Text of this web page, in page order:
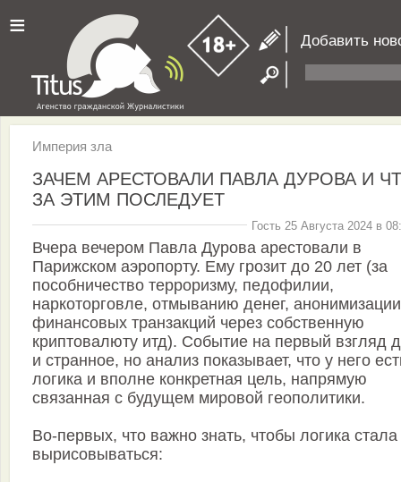
≡ Добавить
Империя зла
ЗАЧЕМ АРЕСТОВАЛИ ПАВЛА ДУРОВА И
ЗА ЭТИМ ПОСЛЕДУЕТ
Гость 25 Августа 2024 в
Вчера вечером Павла Дурова арестовали в
Парижском аэропорту. Ему грозит до 20 лет (за
пособничество терроризму, педофилии,
наркоторговле, отмыванию денег, анонимизации
финансовых транзакций через собственную
криптовалюту итд). Событие на первый взгляд
и странное, но анализ показывает, что у него
логика и вполне конкретная цель, напрямую
связанная с будущем мировой геополитики.
Во-первых, что важно знать, чтобы логика стала
вырисовываться: